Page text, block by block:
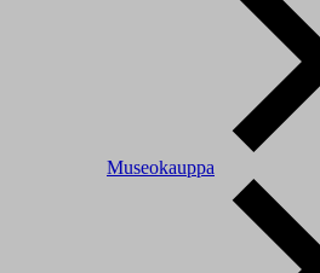
Museokauppa